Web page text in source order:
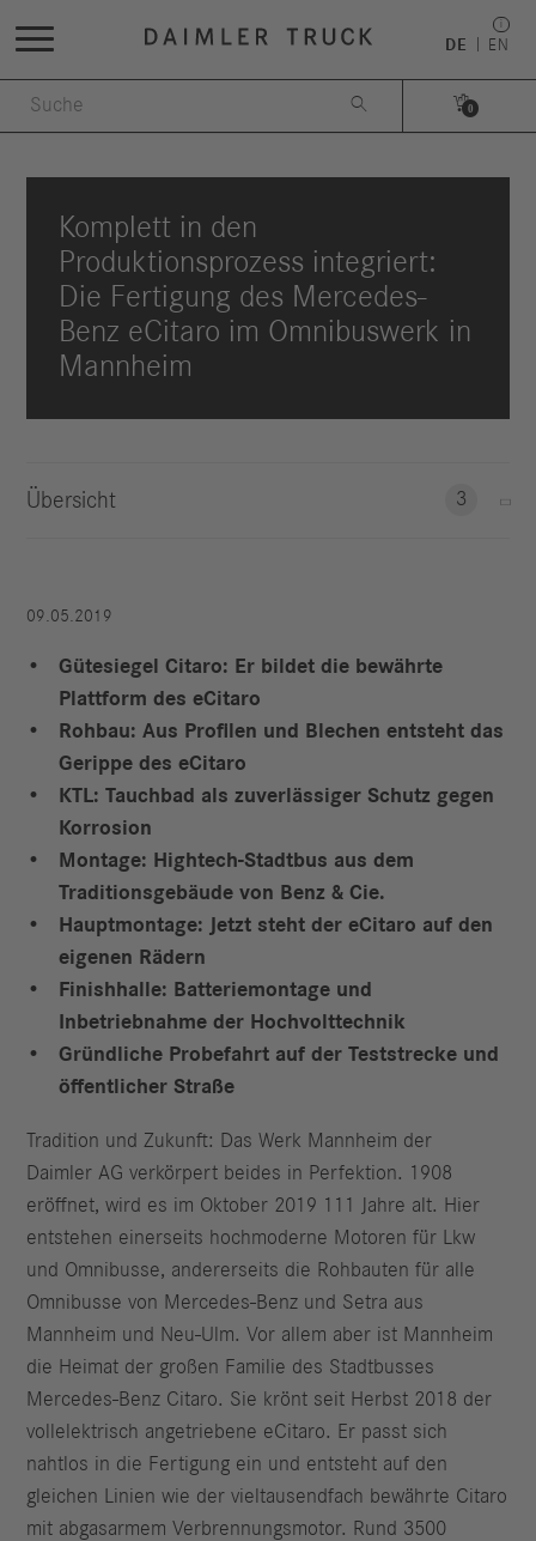
DE EN
 
0
Komplett in den
Produktionsprozess integriert:
Die Fertigung des Mercedes-
Benz eCitaro im Omnibuswerk in
Mannheim
Übersicht 3
09.05.2019
Gütesiegel Citaro: Er bildet die bewährte
Plattform des eCitaro
Rohbau: Aus Profilen und Blechen entsteht das
Gerippe des eCitaro
KTL: Tauchbad als zuverlässiger Schutz gegen
Korrosion
Montage: Hightech-Stadtbus aus dem
Traditionsgebäude von Benz & Cie.
Hauptmontage: Jetzt steht der eCitaro auf den
eigenen Rädern
Finishhalle: Batteriemontage und
Inbetriebnahme der Hochvolttechnik
Gründliche Probefahrt auf der Teststrecke und
öffentlicher Straße
Tradition und Zukunft: Das Werk Mannheim der
Daimler AG verkörpert beides in Perfektion. 1908
eröffnet, wird es im Oktober 2019 111 Jahre alt. Hier
entstehen einerseits hochmoderne Motoren für Lkw
und Omnibusse, andererseits die Rohbauten für alle
Omnibusse von Mercedes-Benz und Setra aus
Mannheim und Neu-Ulm. Vor allem aber ist Mannheim
die Heimat der großen Familie des Stadtbusses
Mercedes-Benz Citaro. Sie krönt seit Herbst 2018 der
vollelektrisch angetriebene eCitaro. Er passt sich
nahtlos in die Fertigung ein und entsteht auf den
gleichen Linien wie der vieltausendfach bewährte Citaro
mit abgasarmem Verbrennungsmotor. Rund 3500